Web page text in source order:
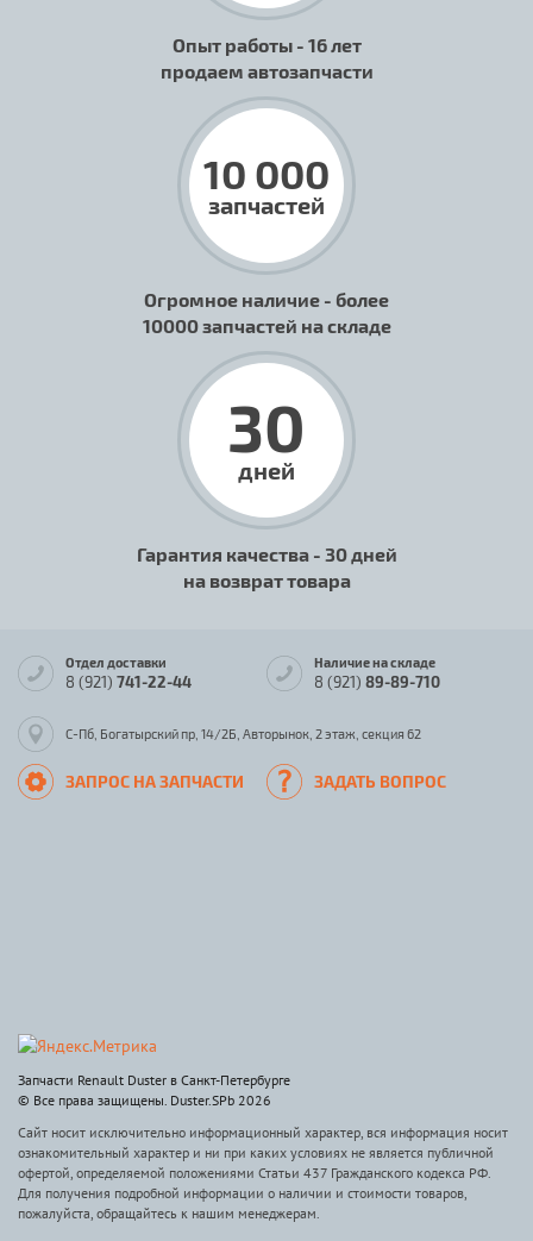
Опыт работы - 16 лет
продаем автозапчасти
10 000
запчастей
Огромное наличие - более
10000 запчастей на складе
30
дней
Гарантия качества - 30 дней
на возврат товара
Отдел доставки
8 (921) 741-22-44
Наличие на складе
8 (921) 89-89-710
С-Пб, Богатырский пр, 14/2Б, Авторынок, 2 этаж, секция 62
ЗАПРОС НА ЗАПЧАСТИ ЗАДАТЬ ВОПРОС
Запчасти Renault Duster в Санкт-Петербурге
© Все права защищены. Duster.SPb 2026
Сайт носит исключительно информационный характер, вся информация носит
ознакомительный характер и ни при каких условиях не является публичной
офертой, определяемой положениями Статьи 437 Гражданского кодекса РФ.
Для получения подробной информации о наличии и стоимости товаров,
пожалуйста, обращайтесь к нашим менеджерам.